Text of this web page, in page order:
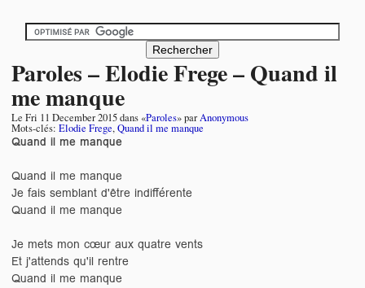
Paroles – Elodie Frege – Quand il
me manque
Le Fri 11 December 2015dans «Paroles» parAnonymous
Mots-clés: Elodie Frege,Quand il me manque
Quand il me manque
Quand il me manque
Je fais semblant d'être indifférente
Quand il me manque
Je mets mon cœur aux quatre vents
Et j'attends qu'il rentre
Quand il me manque